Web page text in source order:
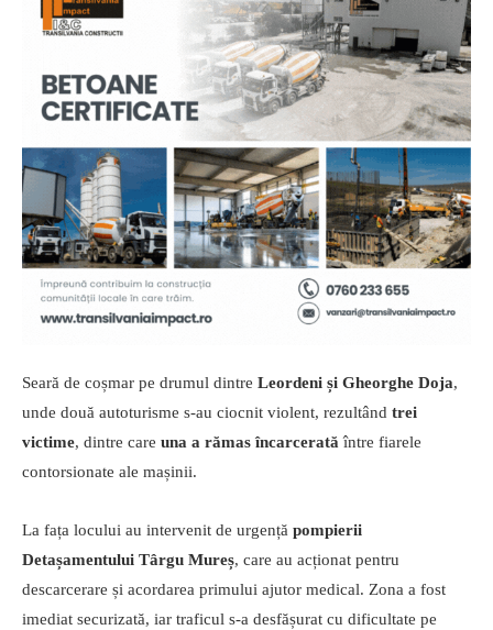
Seară de coșmar pe drumul dintre Leordeni și Gheorghe Doja,
unde două autoturisme s-au ciocnit violent, rezultând trei
victime, dintre care una a rămas încarcerată între fiarele
contorsionate ale mașinii.
La fața locului au intervenit de urgență pompierii
Detașamentului Târgu Mureș, care au acționat pentru
descarcerare și acordarea primului ajutor medical. Zona a fost
imediat securizată, iar traficul s-a desfășurat cu dificultate pe